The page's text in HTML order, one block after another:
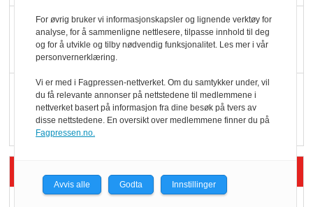
KI lager mat i butikken
Q passerte 1 milliard i
Rema i 2025
Siste artikler - Økologisk
For øvrig bruker vi informasjonskapsler og lignende verktøy for
analyse, for å sammenligne nettlesere, tilpasse innhold til deg
og for å utvikle og tilby nødvendig funksjonalitet. Les mer i vår
personvernerklæring.
Vi er med i Fagpressen-nettverket. Om du samtykker under, vil
du få relevante annonser på nettstedene til medlemmene i
nettverket basert på informasjon fra dine besøk på tvers av
disse nettstedene. En oversikt over medlemmene finner du på
Fagpressen.no.
Avvis alle Godta Innstillinger